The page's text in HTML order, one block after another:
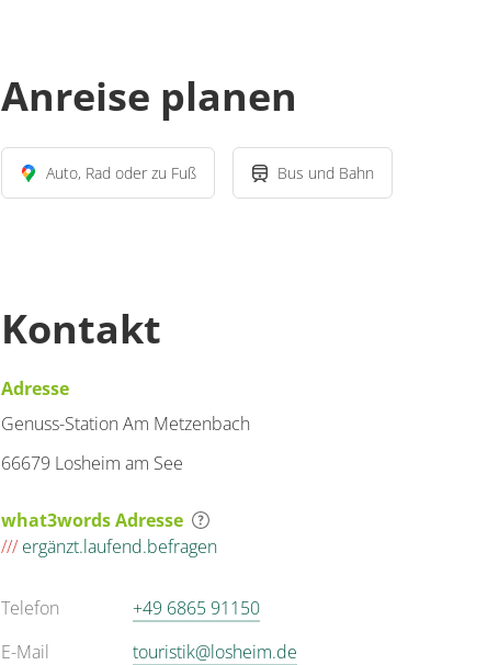
Anreise planen
Auto, Rad oder zu Fuß Bus und Bahn
Kontakt
Adresse
Genuss-Station Am Metzenbach
66679 Losheim am See
what3words Adresse
/// ergänzt.laufend.befragen
Telefon
+49 6865 91150
E-Mail
touristik@losheim.de